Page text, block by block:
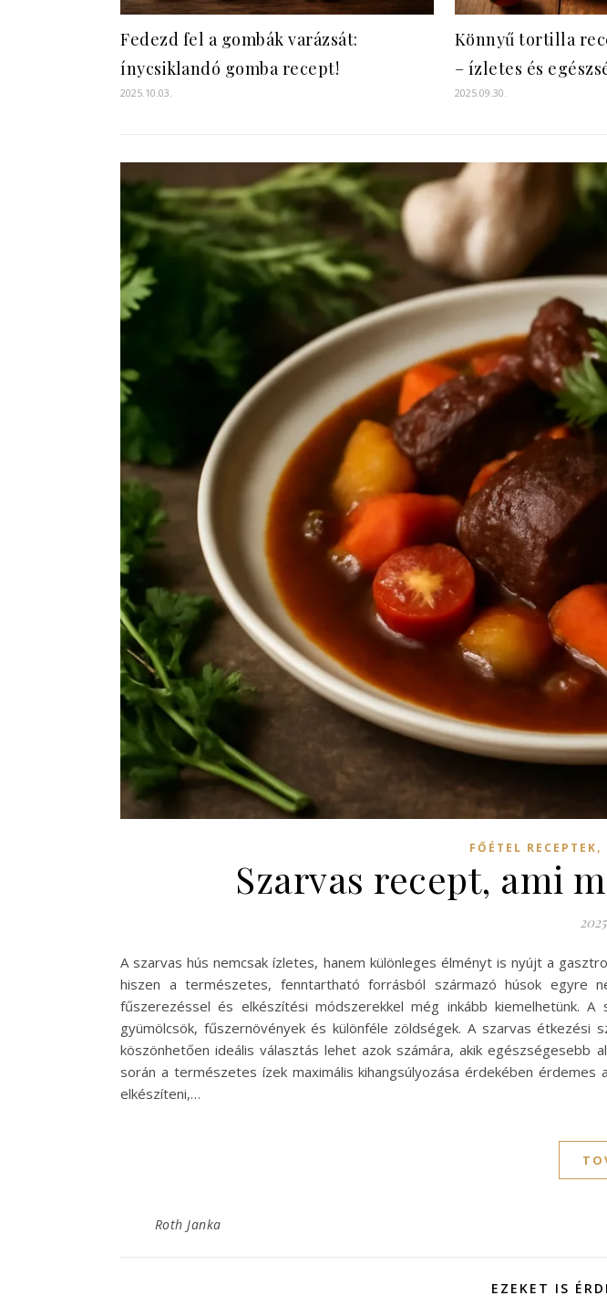
Fedezd fel a gombák varázsát:
ínycsiklandó gomba recept!
2025.10.03.
Könnyű tortilla
– ízletes és
2025.09.30.
FŐÉTEL RECEPTEK,
Szarvas recept, ami
A szarvas hús nemcsak ízletes, hanem különleges élményt is nyújt a
hiszen a természetes, fenntartható forrásból származó húsok egyre
fűszerezéssel és elkészítési módszerekkel még inkább kiemelhetünk.
gyümölcsök, fűszernövények és különféle zöldségek. A szarvas étkezési
köszönhetően ideális választás lehet azok számára, akik egészségesebb
során a természetes ízek maximális kihangsúlyozása érdekében
elkészíteni,…
Roth Janka
EZEKET IS